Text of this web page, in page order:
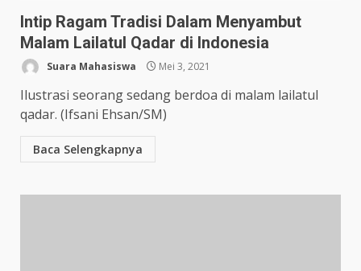
Intip Ragam Tradisi Dalam Menyambut
Malam Lailatul Qadar di Indonesia
Suara Mahasiswa Mei 3, 2021
Ilustrasi seorang sedang berdoa di malam lailatul
qadar. (Ifsani Ehsan/SM)
Baca Selengkapnya